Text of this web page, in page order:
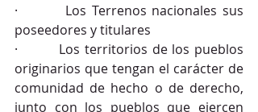
·         Los Terrenos nacionales sus
poseedores y titulares
·         Los territorios de los pueblos
originarios que tengan el carácter de
comunidad de hecho o de derecho,
junto con los pueblos que ejercen